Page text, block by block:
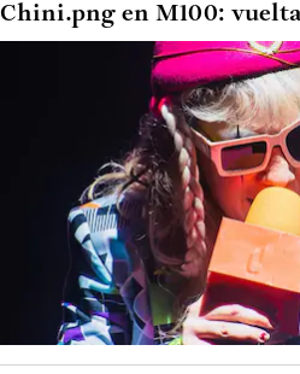
Chini.png en M100: